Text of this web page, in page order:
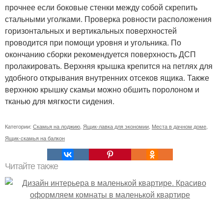
прочнее если боковые стенки между собой скрепить
стальными уголками. Проверка ровности расположения
горизонтальных и вертикальных поверхностей
проводится при помощи уровня и угольника. По
окончанию сборки рекомендуется поверхность ДСП
пролакировать. Верхняя крышка крепится на петлях для
удобного открывания внутренних отсеков ящика. Также
верхнюю крышку скамьи можно обшить поролоном и
тканью для мягкости сидения.
Категории: Скамья на лоджию Ящик-лавка для экономии Места в дачном доме
Ящик-скамья на балкон
Читайте также